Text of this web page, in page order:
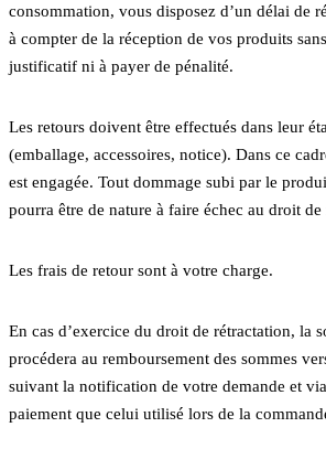
consommation, vous disposez d’un délai de
à compter de la réception de vos produits
justificatif ni à payer de pénalité.
Les retours doivent être effectués dans leur
(emballage, accessoires, notice). Dans ce
est engagée. Tout dommage subi par le
pourra être de nature à faire échec au droit de
Les frais de retour sont à votre charge.
En cas d’exercice du droit de rétractation, la
procédera au remboursement des sommes
suivant la notification de votre demande et
paiement que celui utilisé lors de la